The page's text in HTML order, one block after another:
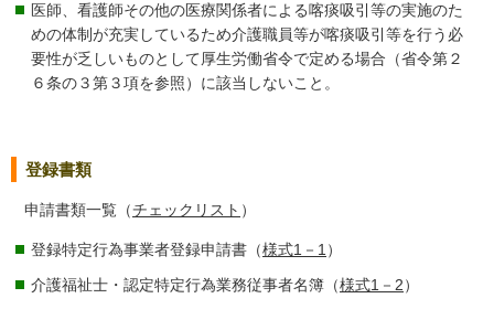
医師、看護師その他の医療関係者による喀痰吸引等の実施のた
めの体制が充実しているため介護職員等が喀痰吸引等を行う必
要性が乏しいものとして厚生労働省令で定める場合（省令第２
６条の３第３項を参照）に該当しないこと。
登録書類
申請書類一覧（チェックリスト ）
登録特定行為事業者登録申請書（様式1－1 ）
介護福祉士・認定特定行為業務従事者名簿（様式1－2）